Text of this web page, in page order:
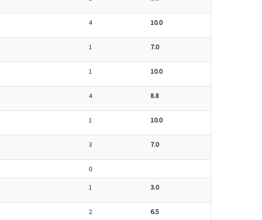
4 10.0
1 7.0
1 10.0
4 8.8
1 10.0
3 7.0
0
1 3.0
2 6.5